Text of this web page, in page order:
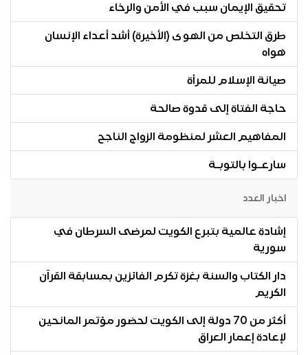
تحقيق الإيمان سبب في الأمن والرخاء
طرق التخلص من الهوى (الأخيرة) أشد أعداء الإنسان
هواه
صيانة الإسلام للمرأة
حاجة الفتاة إلى قدوة صالحة
المفاهيم العشر لمنظومة الزواج الناجح
سارعـوا بالتوبـة
اخبار العدد
إشادة عالمية بتبرع الكويت لمرضى السرطان في
سورية
دار الكتاب والسنة بغزة تكرم الفائزين بمسابقة القرآن
الكريم
أكثر من 70 دولة إلى الكويت لحضور مؤتمر المانحين
لإعادة إعمار العراق